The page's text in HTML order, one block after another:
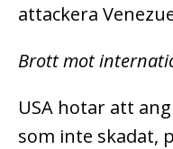
attackera
Brott mot
USA hotar att
som inte skadat,